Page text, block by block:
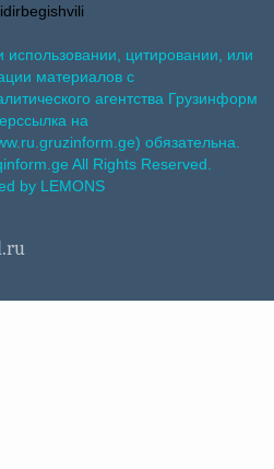
цитировании, или
материалов с
агентства Грузинформ
на
обязательна.
All Rights Reserved.
by LEMONS